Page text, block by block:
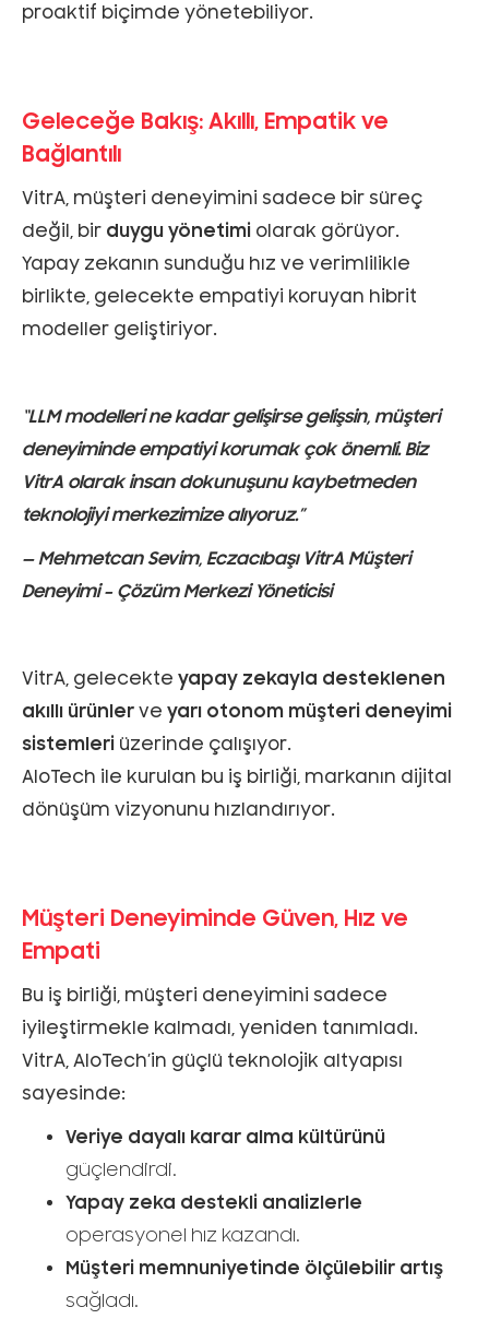
proaktif biçimde yönetebiliyor.
Geleceğe Bakış: Akıllı, Empatik ve
Bağlantılı
VitrA, müşteri deneyimini sadece bir süreç
değil, bir duygu yönetimi olarak görüyor.
Yapay zekanın sunduğu hız ve verimlilikle
birlikte, gelecekte empatiyi koruyan hibrit
modeller geliştiriyor.
“LLM modelleri ne kadar gelişirse gelişsin, müşteri
deneyiminde empatiyi korumak çok önemli. Biz
VitrA olarak insan dokunuşunu kaybetmeden
teknolojiyi merkezimize alıyoruz.”
— Mehmetcan Sevim, Eczacıbaşı VitrA Müşteri
Deneyimi – Çözüm Merkezi Yöneticisi
VitrA, gelecekte yapay zekayla desteklenen
akıllı ürünler ve yarı otonom müşteri deneyimi
sistemleri üzerinde çalışıyor.
AloTech ile kurulan bu iş birliği, markanın dijital
dönüşüm vizyonunu hızlandırıyor.
Müşteri Deneyiminde Güven, Hız ve
Empati
Bu iş birliği, müşteri deneyimini sadece
iyileştirmekle kalmadı, yeniden tanımladı.
VitrA, AloTech’in güçlü teknolojik altyapısı
sayesinde:
Veriye dayalı karar alma kültürünü
güçlendirdi.
Yapay zeka destekli analizlerle
operasyonel hız kazandı.
Müşteri memnuniyetinde ölçülebilir artış
sağladı.